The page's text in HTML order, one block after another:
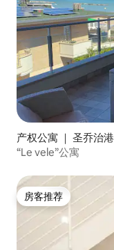
产权公寓 ｜ 圣乔治港
“Le vele”公寓
房客推荐
房客推荐